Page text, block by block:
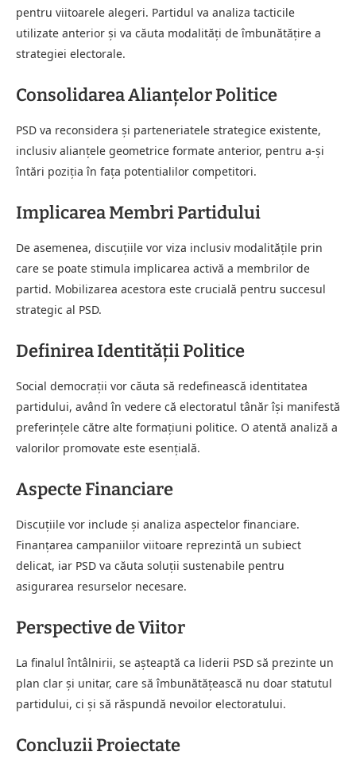
pentru viitoarele alegeri. Partidul va analiza tacticile
utilizate anterior şi va căuta modalităţi de îmbunătăţire a
strategiei electorale.
Consolidarea Alianțelor Politice
PSD va reconsidera şi parteneriatele strategice existente,
inclusiv alianţele geometrice formate anterior, pentru a-şi
întări poziţia în faţa potentialilor competitori.
Implicarea Membri Partidului
De asemenea, discuţiile vor viza inclusiv modalităţile prin
care se poate stimula implicarea activă a membrilor de
partid. Mobilizarea acestora este crucială pentru succesul
strategic al PSD.
Definirea Identității Politice
Social democrații vor căuta să redefinească identitatea
partidului, având în vedere că electoratul tânăr îşi manifestă
preferinţele către alte formațiuni politice. O atentă analiză a
valorilor promovate este esenţială.
Aspecte Financiare
Discuţiile vor include şi analiza aspectelor financiare.
Finanţarea campaniilor viitoare reprezintă un subiect
delicat, iar PSD va căuta soluţii sustenabile pentru
asigurarea resurselor necesare.
Perspective de Viitor
La finalul întâlnirii, se așteaptă ca liderii PSD să prezinte un
plan clar şi unitar, care să îmbunătăţească nu doar statutul
partidului, ci şi să răspundă nevoilor electoratului.
Concluzii Proiectate